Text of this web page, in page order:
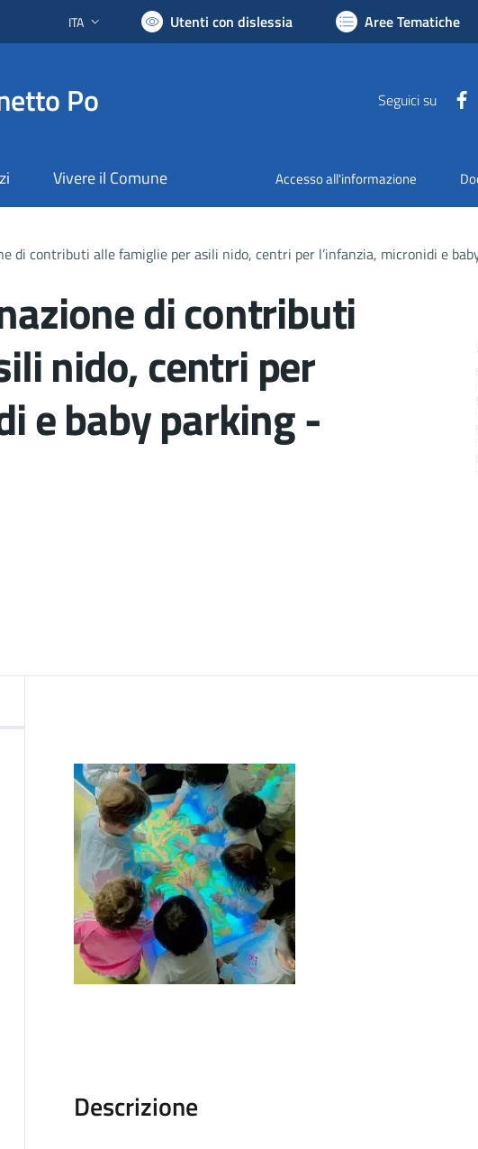
Lingua attiva:
ITA Utenti con dislessia Aree Tematiche
Po Seguici su
Vivere il Comune Accesso all'informazione
di contributi alle famiglie per asili nido, centri per l’infanzia, micronidi e
di contributi
nido, centri per
e baby parking -
Descrizione